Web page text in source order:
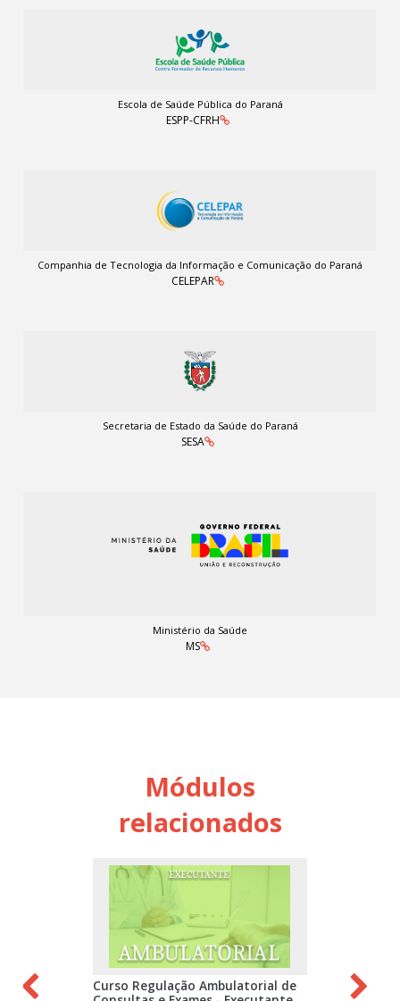
Escola de Saúde Pública do Paraná
ESPP-CFRH
Companhia de Tecnologia da Informação e Comunicação do Paraná
CELEPAR
Secretaria de Estado da Saúde do Paraná
SESA
Ministério da Saúde
MS
Módulos
relacionados